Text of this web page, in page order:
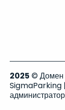
2025 © Домен
SigmaParking